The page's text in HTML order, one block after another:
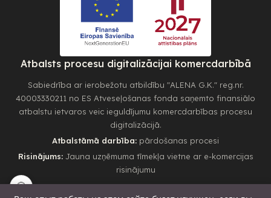
Atbalsts procesu digitalizācijai komercdarbībā
Sabiedrība ar ierobežotu atbildību "ALENA G.K." reg.nr.
40003330211 no ES Atveseļošanas fonda saņemto finansiālo
atbalstu ietvaros veic ieguldījumu komercdarbības procesu
digitalizācijā.
Atbalstāmā darbība: pārdošanas procesi
Risinājums:Jauna uzņēmuma tīmekļa vietne ar e-komercijas
risinājumu
🍪